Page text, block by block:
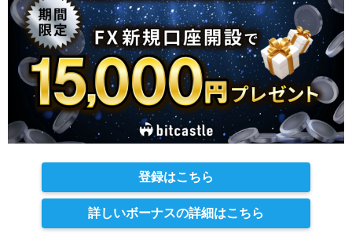
登録はこちら
詳しいボーナスの詳細はこちら